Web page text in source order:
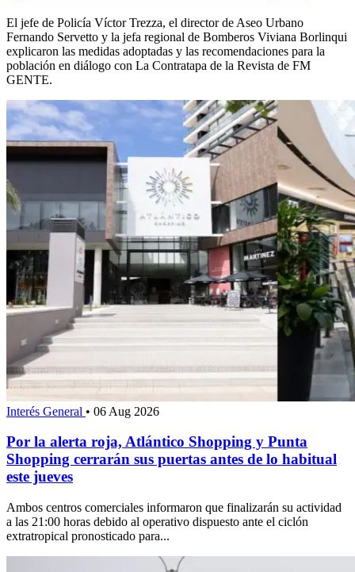
El jefe de Policía Víctor Trezza, el director de Aseo Urbano
Fernando Servetto y la jefa regional de Bomberos Viviana Borlinqui
explicaron las medidas adoptadas y las recomendaciones para la
población en diálogo con La Contratapa de la Revista de FM
GENTE.
Interés General • 06 Aug 2026
Por la alerta roja, Atlántico Shopping y Punta
Shopping cerrarán sus puertas antes de lo habitual
este jueves
Ambos centros comerciales informaron que finalizarán su actividad
a las 21:00 horas debido al operativo dispuesto ante el ciclón
extratropical pronosticado para...